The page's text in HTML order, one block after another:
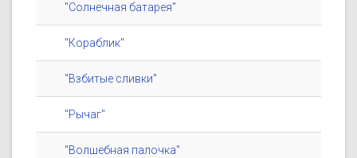
"Солнечная батарея"
"Кораблик"
"Взбитые сливки"
"Рычаг"
"Волшебная палочка"